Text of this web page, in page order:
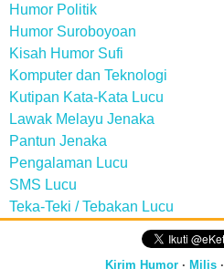
Humor Politik
Humor Suroboyoan
Kisah Humor Sufi
Komputer dan Teknologi
Kutipan Kata-Kata Lucu
Lawak Melayu Jenaka
Pantun Jenaka
Pengalaman Lucu
SMS Lucu
Teka-Teki / Tebakan Lucu
Kirim Humor· Milis·